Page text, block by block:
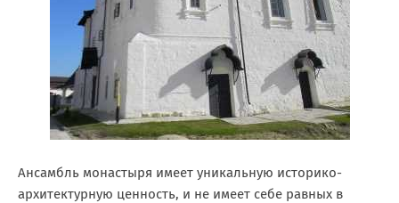
Ансамбль монастыря имеет уникальную историко-
архитектурную ценность, и не имеет себе равных в